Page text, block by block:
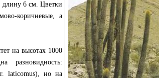
длину 6 см. Цветки
коричневые, а
на высотах 1000
laticomus), но на